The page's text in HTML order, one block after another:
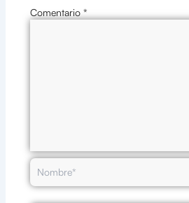
Comentario *
Nombre*